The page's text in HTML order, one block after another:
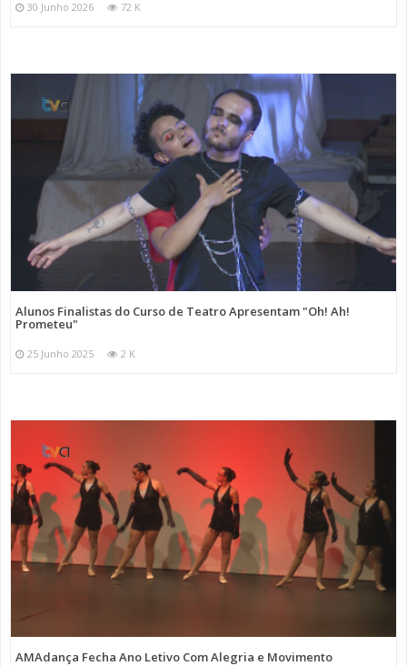
30 Junho 2026 72 K
Alunos Finalistas do Curso de Teatro Apresentam "Oh! Ah!
Prometeu"
25 Junho 2025 2 K
AMAdança Fecha Ano Letivo Com Alegria e Movimento